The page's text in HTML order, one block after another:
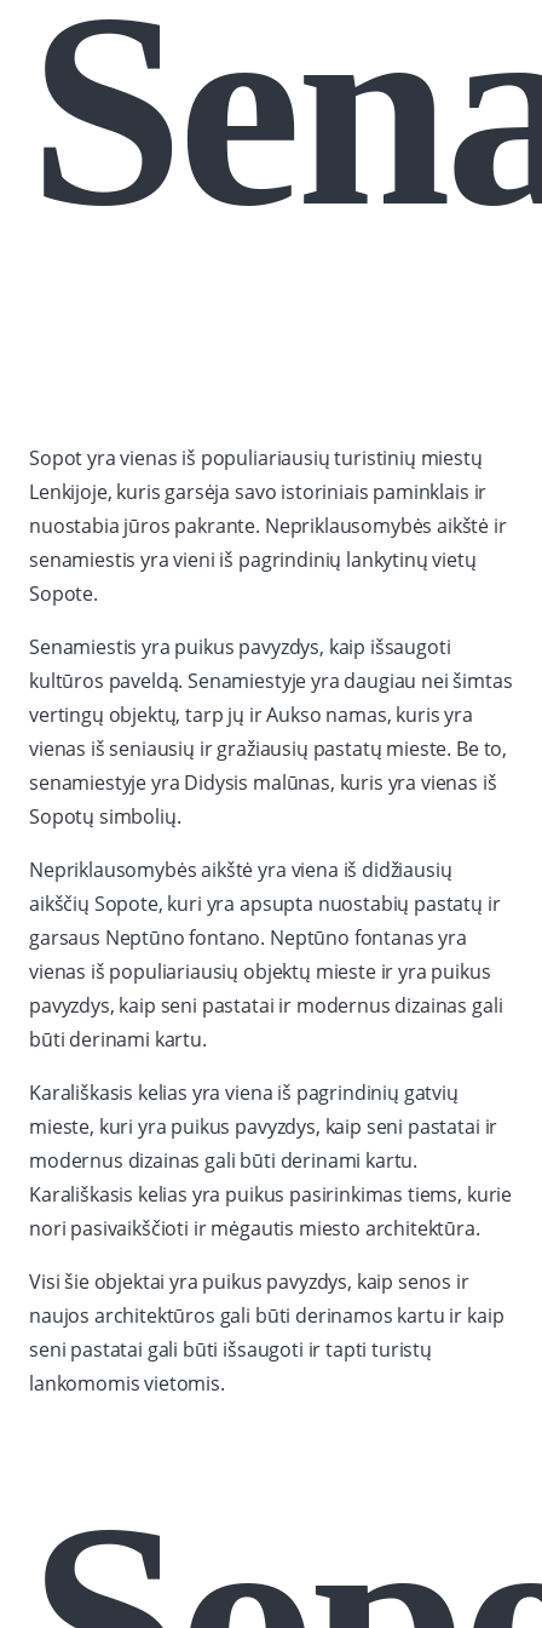
Sopot yra vienas iš populiariausių turistinių miestų
Lenkijoje, kuris garsėja savo istoriniais paminklais ir
nuostabia jūros pakrante. Nepriklausomybės aikštė ir
senamiestis yra vieni iš pagrindinių lankytinų vietų
Sopote.
Senamiestis yra puikus pavyzdys, kaip išsaugoti
kultūros paveldą. Senamiestyje yra daugiau nei šimtas
vertingų objektų, tarp jų ir Aukso namas, kuris yra
vienas iš seniausių ir gražiausių pastatų mieste. Be to,
senamiestyje yra Didysis malūnas, kuris yra vienas iš
Sopotų simbolių.
Nepriklausomybės aikštė yra viena iš didžiausių
aikščių Sopote, kuri yra apsupta nuostabių pastatų ir
garsaus Neptūno fontano. Neptūno fontanas yra
vienas iš populiariausių objektų mieste ir yra puikus
pavyzdys, kaip seni pastatai ir modernus dizainas gali
būti derinami kartu.
Karališkasis kelias yra viena iš pagrindinių gatvių
mieste, kuri yra puikus pavyzdys, kaip seni pastatai ir
modernus dizainas gali būti derinami kartu.
Karališkasis kelias yra puikus pasirinkimas tiems, kurie
nori pasivaikščioti ir mėgautis miesto architektūra.
Visi šie objektai yra puikus pavyzdys, kaip senos ir
naujos architektūros gali būti derinamos kartu ir kaip
seni pastatai gali būti išsaugoti ir tapti turistų
lankomomis vietomis.